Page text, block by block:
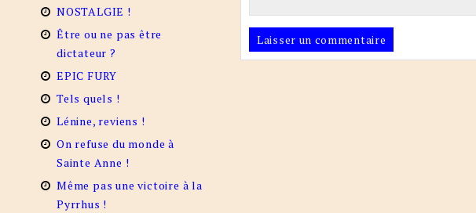
NOSTALGIE !
Être ou ne pas être
dictateur ?
EPIC FURY
Tels quels !
Lénine, reviens !
On refuse du monde à
Sainte Anne !
Même pas une victoire à la
Pyrrhus !